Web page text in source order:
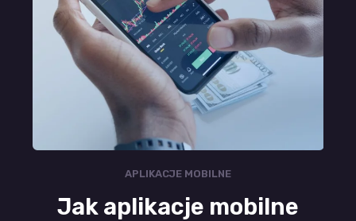
APLIKACJE MOBILNE
Jak aplikacje mobilne